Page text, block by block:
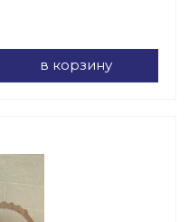
в корзину